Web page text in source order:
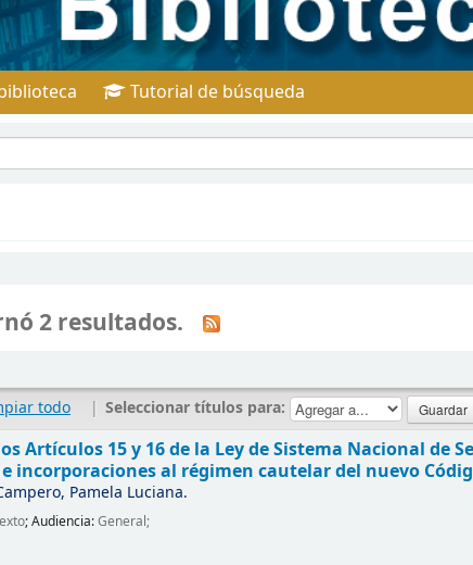
Tutorial de búsqueda
2 resultados.
todo | Seleccionar títulos para:
Artículos 15 y 16 de la Ley de Sistema Nacional de
incorporaciones al régimen cautelar del nuevo
Pamela Luciana.
; Audiencia:General;